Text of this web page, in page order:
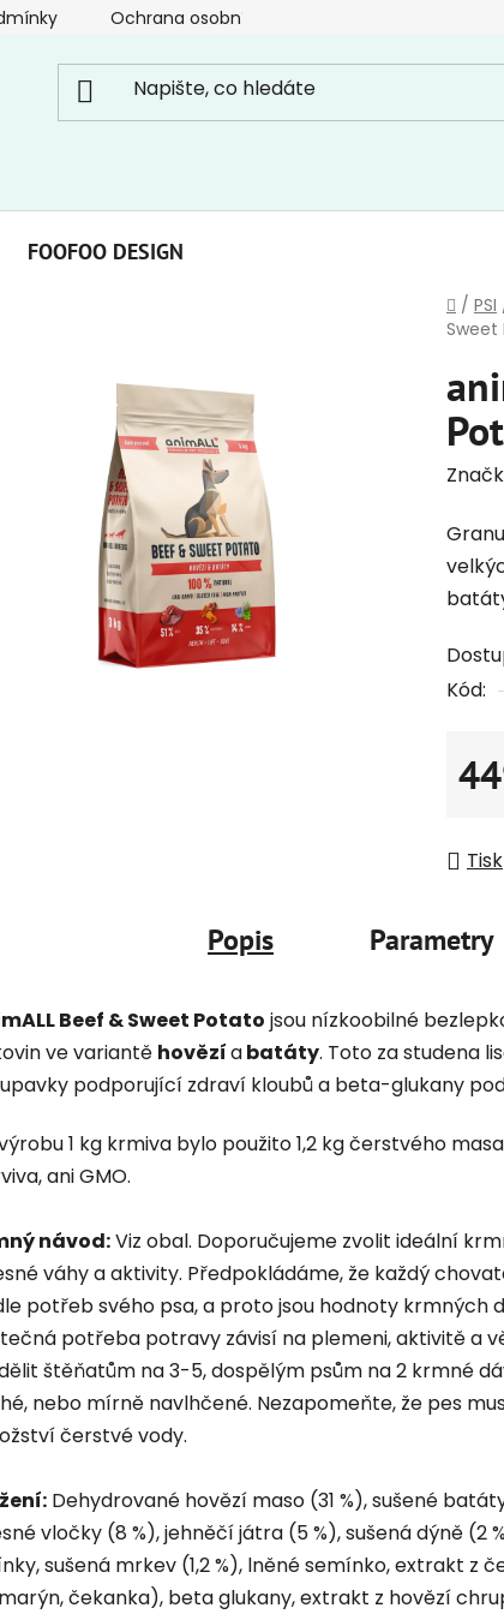
Ochrana osobních údajů
FOOFOO DESIGN
/ PSI
Sweet
Kód:
Tisk
Popis Parametry
Beef & Sweet Potato jsou nízkoobilné
ve variantě hovězíabatáty. Toto za studena
podporující zdraví kloubů a beta-glukany
1 kg krmiva bylo použito 1,2 kg čerstvého
ani GMO.
návod:Viz obal. Doporučujeme zvolit ideální
váhy a aktivity. Předpokládáme, že každý
potřeb svého psa, a proto jsou hodnoty krmných
potřeba potravy závisí na plemeni, aktivitě a
štěňatům na 3-5, dospělým psům na 2 krmné
nebo mírně navlhčené. Nezapomeňte, že pes
čerstvé vody.
Dehydrované hovězí maso (31 %), sušené
vločky (8 %), jehněčí játra (5 %), sušená dýně (2
sušená mrkev (1,2 %), lněné semínko, extrakt z
čekanka), beta glukany, extrakt z hovězí